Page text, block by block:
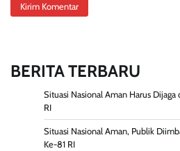
BERITA TERBARU
Situasi Nasional Aman Harus Dijaga
RI
Situasi Nasional Aman, Publik
Ke-81 RI